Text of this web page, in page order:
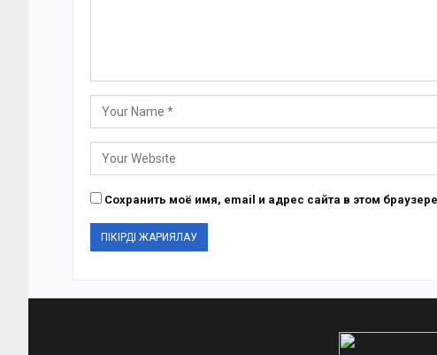
Сохранить моё имя, email и адрес сайта в этом